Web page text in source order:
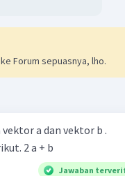
Forum sepuasnya, lho.
a dan vektor b .
Gambarlah diagram vektor-vektor berikut. 2 a + b
Jawaban